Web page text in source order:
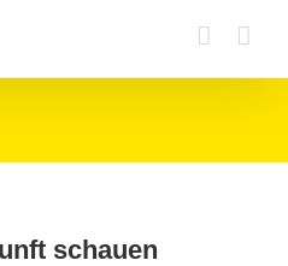
schauen